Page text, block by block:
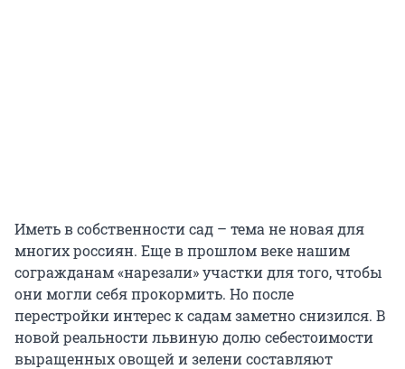
Иметь в собственности сад – тема не новая для
многих россиян. Еще в прошлом веке нашим
согражданам «нарезали» участки для того, чтобы
они могли себя прокормить. Но после
перестройки интерес к садам заметно снизился. В
новой реальности львиную долю себестоимости
выращенных овощей и зелени составляют